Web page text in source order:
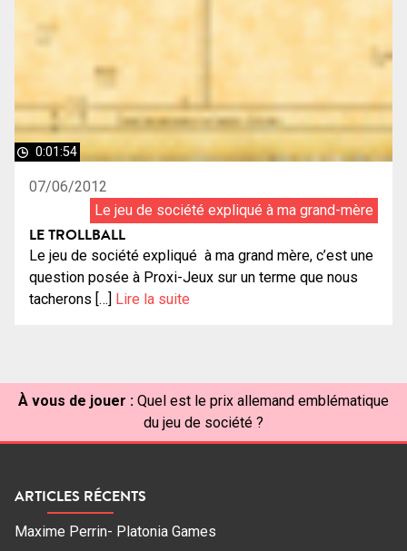
0:01:54
07/06/2012
Le jeu de société expliqué à ma grand-mère
LE TROLLBALL
Le jeu de société expliqué à ma grand mère, c’est une
question posée à Proxi-Jeux sur un terme que nous
tacherons […] Lire la suite
À vous de jouer : Quel est le prix allemand emblématique
du jeu de société ?
ARTICLES RÉCENTS
Maxime Perrin- Platonia Games